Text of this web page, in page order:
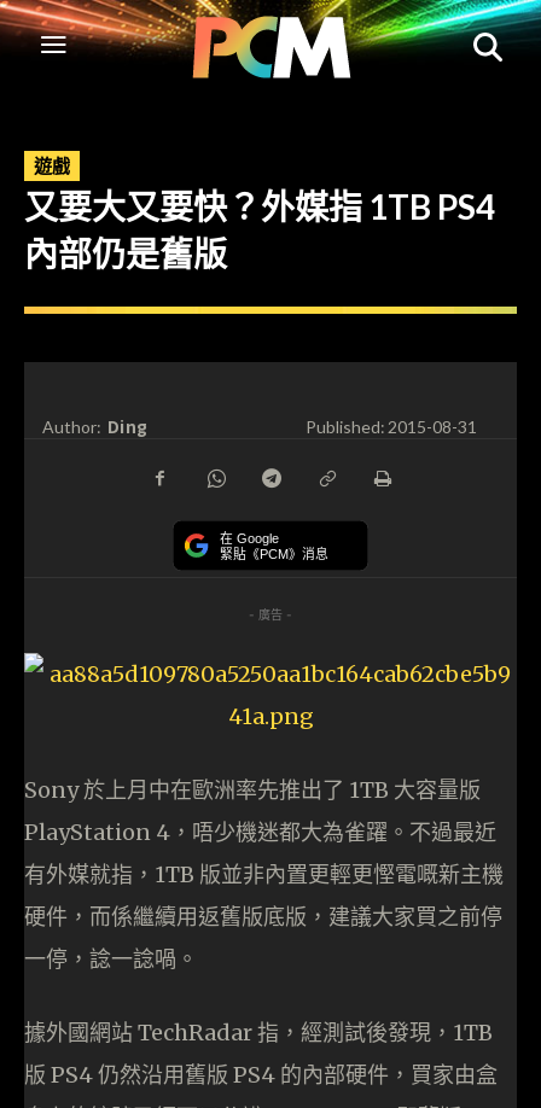
遊戲
又要大又要快？外媒指 1TB PS4
內部仍是舊版
Author: Ding Published:2015-08-31
在 Google
緊貼《PCM》消息
- 廣告 -
Sony 於上月中在歐洲率先推出了 1TB 大容量版
PlayStation 4，唔少機迷都大為雀躍。不過最近
有外媒就指，1TB 版並非內置更輕更慳電嘅新主機
硬件，而係繼續用返舊版底版，建議大家買之前停
一停，諗一諗喎。
據外國網站 TechRadar 指，經測試後發現，1TB
版 PS4 仍然沿用舊版 PS4 的內部硬件，買家由盒